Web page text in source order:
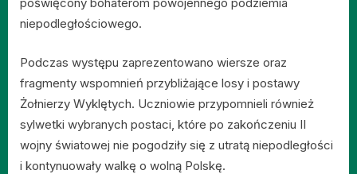
poświęcony bohaterom powojennego podziemia
niepodległościowego.
Podczas występu zaprezentowano wiersze oraz
fragmenty wspomnień przybliżające losy i postawy
Żołnierzy Wyklętych. Uczniowie przypomnieli również
sylwetki wybranych postaci, które po zakończeniu II
wojny światowej nie pogodziły się z utratą niepodległości
i kontynuowały walkę o wolną Polskę.